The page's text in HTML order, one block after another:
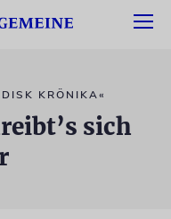
KRÖNIKA«
sich